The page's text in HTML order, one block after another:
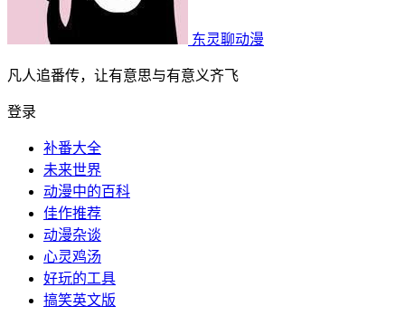
东灵聊动漫
凡人追番传，让有意思与有意义齐飞
登录
补番大全
未来世界
动漫中的百科
佳作推荐
动漫杂谈
心灵鸡汤
好玩的工具
搞笑英文版